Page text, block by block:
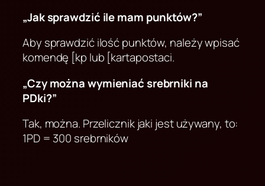
„Jak sprawdzić ile mam punktów?”
Aby sprawdzić ilość punktów, należy wpisać
komendę [kp lub [kartapostaci.
„Czy można wymieniać srebrniki na
PDki?”
Tak, można. Przelicznik jaki jest używany, to:
1PD = 300 srebrników